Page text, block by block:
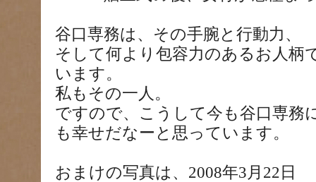
谷口専務は、その手腕と行動力、
そして何より包容力のあるお人柄
います。
私もその一人。
ですので、こうして今も谷口専務
も幸せだなーと思っています。
おまけの写真は、2008年3月22日